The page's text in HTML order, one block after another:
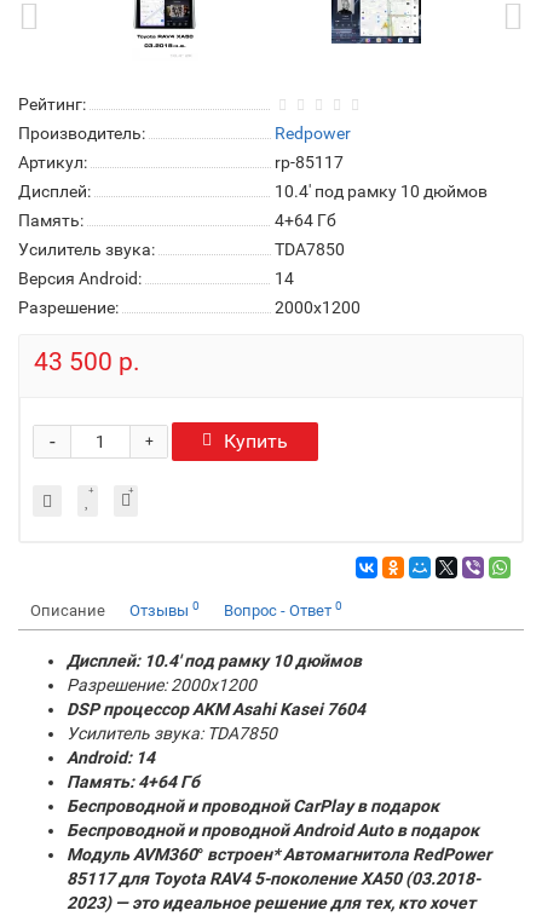
Рейтинг:
Производитель:
Redpower
Артикул:
rp-85117
Дисплей:
10.4' под рамку 10 дюймов
Память:
4+64 Гб
Усилитель звука:
TDA7850
Версия Android:
14
Разрешение:
2000x1200
43 500 р.
+
- Купить
Описание Отзывы 0 Вопрос - Ответ 0
Дисплей: 10.4' под рамку 10 дюймов
Разрешение: 2000x1200
DSP процессор AKM Asahi Kasei 7604
Усилитель звука: TDA7850
Android: 14
Память:4+64 Гб
Беспроводной и проводной CarPlay в подарок
Беспроводной и проводной Android Auto в подарок
Модуль AVM360° встроен* Автомагнитола RedPower
85117 для Toyota RAV4 5-поколение XA50 (03.2018-
2023) — это идеальное решение для тех, кто хочет